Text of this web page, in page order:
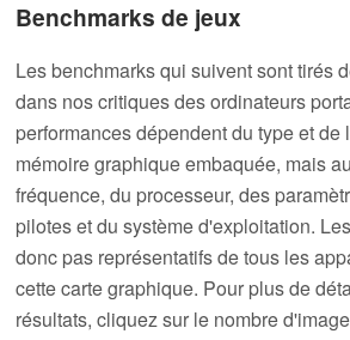
Benchmarks de jeux
Les benchmarks qui suivent sont tirés
dans nos critiques des ordinateurs
performances dépendent du type et de
mémoire graphique embaquée, mais
fréquence, du processeur, des
pilotes et du système d'exploitation.
donc pas représentatifs de tous les
cette carte graphique. Pour plus de
résultats, cliquez sur le nombre